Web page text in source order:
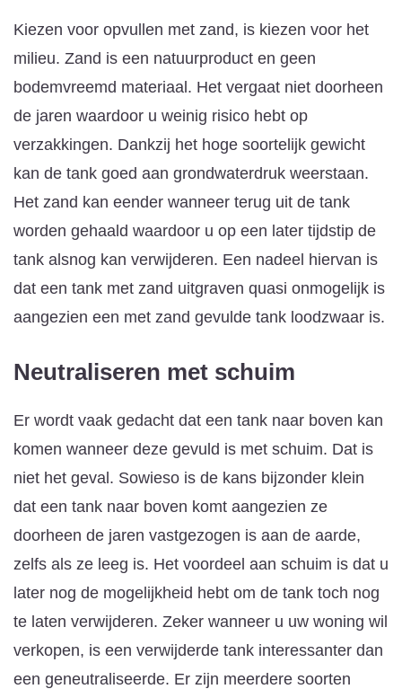
Kiezen voor opvullen met zand, is kiezen voor het
milieu. Zand is een natuurproduct en geen
bodemvreemd materiaal. Het vergaat niet doorheen
de jaren waardoor u weinig risico hebt op
verzakkingen. Dankzij het hoge soortelijk gewicht
kan de tank goed aan grondwaterdruk weerstaan.
Het zand kan eender wanneer terug uit de tank
worden gehaald waardoor u op een later tijdstip de
tank alsnog kan verwijderen. Een nadeel hiervan is
dat een tank met zand uitgraven quasi onmogelijk is
aangezien een met zand gevulde tank loodzwaar is.
Neutraliseren met schuim
Er wordt vaak gedacht dat een tank naar boven kan
komen wanneer deze gevuld is met schuim. Dat is
niet het geval. Sowieso is de kans bijzonder klein
dat een tank naar boven komt aangezien ze
doorheen de jaren vastgezogen is aan de aarde,
zelfs als ze leeg is. Het voordeel aan schuim is dat u
later nog de mogelijkheid hebt om de tank toch nog
te laten verwijderen. Zeker wanneer u uw woning wil
verkopen, is een verwijderde tank interessanter dan
een geneutraliseerde. Er zijn meerdere soorten